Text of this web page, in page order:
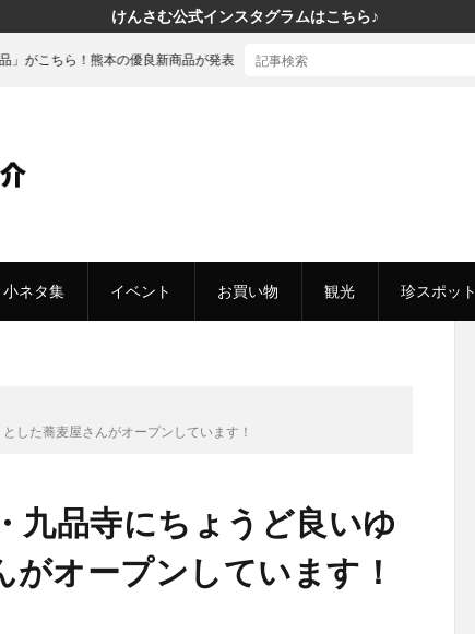
けんさむ公式インスタグラムはこちら♪
小ネタ集 イベント お買い物 観光 珍スポット
の優良新商品が発表されました
した蕎麦屋さんがオープンしています！
九品寺にちょうど良いゆ
オープンしています！